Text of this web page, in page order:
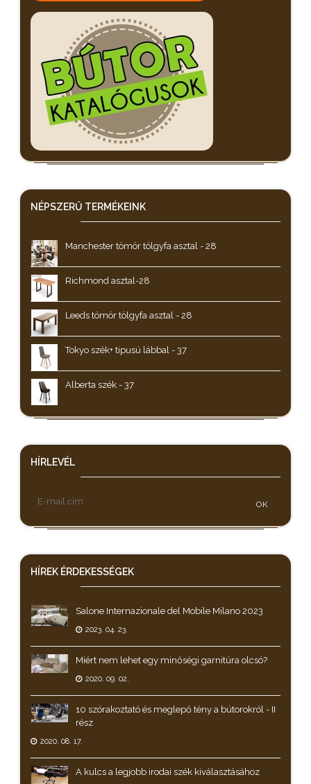
NÉPSZERŰ TERMÉKEINK
Manchester tömör tölgyfa asztal - 28
Richmond asztal-28
Leeds tömör tölgyfa asztal - 28
Tokyo szék+ tipusú lábbal - 37
Alberta szék - 37
HÍRLEVÉL
OK
HÍREK ÉRDEKESSÉGEK
Salone Internazionale del Mobile Milano 2023
2023. 04. 23.
Miért nem lehet egy minőségi garnitúra olcsó?
2020. 09. 02.
10 szórakoztató és meglepő tény a bútorokról - II
rész
2020. 08. 17.
A kulcs a legjobb irodai szék kiválasztásához